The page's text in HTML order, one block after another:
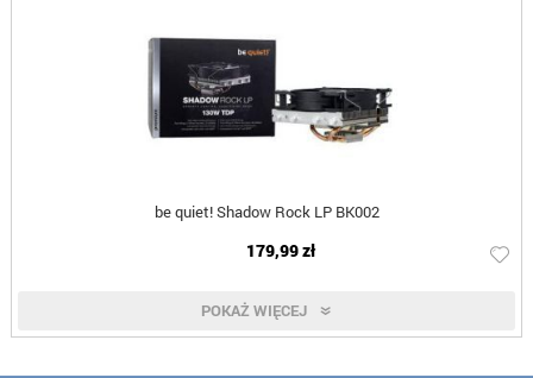
be quiet! Shadow Rock LP BK002
179,99 zł
POKAŻ WIĘCEJ